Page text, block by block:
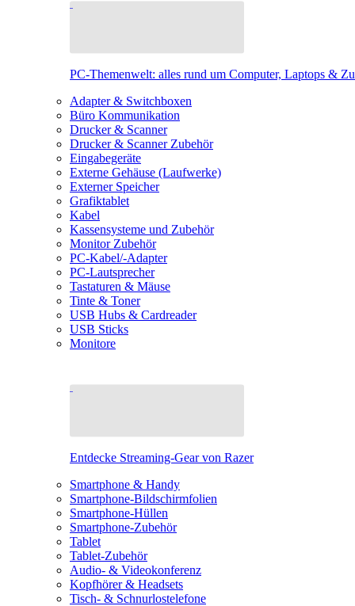
PC-Themenwelt: alles rund um Computer, Laptops &
Adapter & Switchboxen
Büro Kommunikation
Drucker & Scanner
Drucker & Scanner Zubehör
Eingabegeräte
Externe Gehäuse (Laufwerke)
Externer Speicher
Grafiktablet
Kabel
Kassensysteme und Zubehör
Monitor Zubehör
PC-Kabel/-Adapter
PC-Lautsprecher
Tastaturen & Mäuse
Tinte & Toner
USB Hubs & Cardreader
USB Sticks
Monitore
Entdecke Streaming-Gear von Razer
Smartphone & Handy
Smartphone-Bildschirmfolien
Smartphone-Hüllen
Smartphone-Zubehör
Tablet
Tablet-Zubehör
Audio- & Videokonferenz
Kopfhörer & Headsets
Tisch- & Schnurlostelefone